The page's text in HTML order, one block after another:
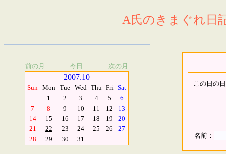
A氏のきまぐれ日
前の月 今日 次の月
2007.10
Sun Mon Tue Wed Thu Fri Sat
1
2 3 4 5
6
7
8 9 10 11 12
13
14
15 16 17 18 19
20
21
22 23 24 25 26
27
28
29 30 31
この日の
名前：